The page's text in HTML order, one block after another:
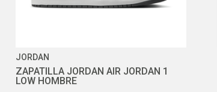
JORDAN
ZAPATILLA JORDAN AIR JORDAN 1
LOW HOMBRE